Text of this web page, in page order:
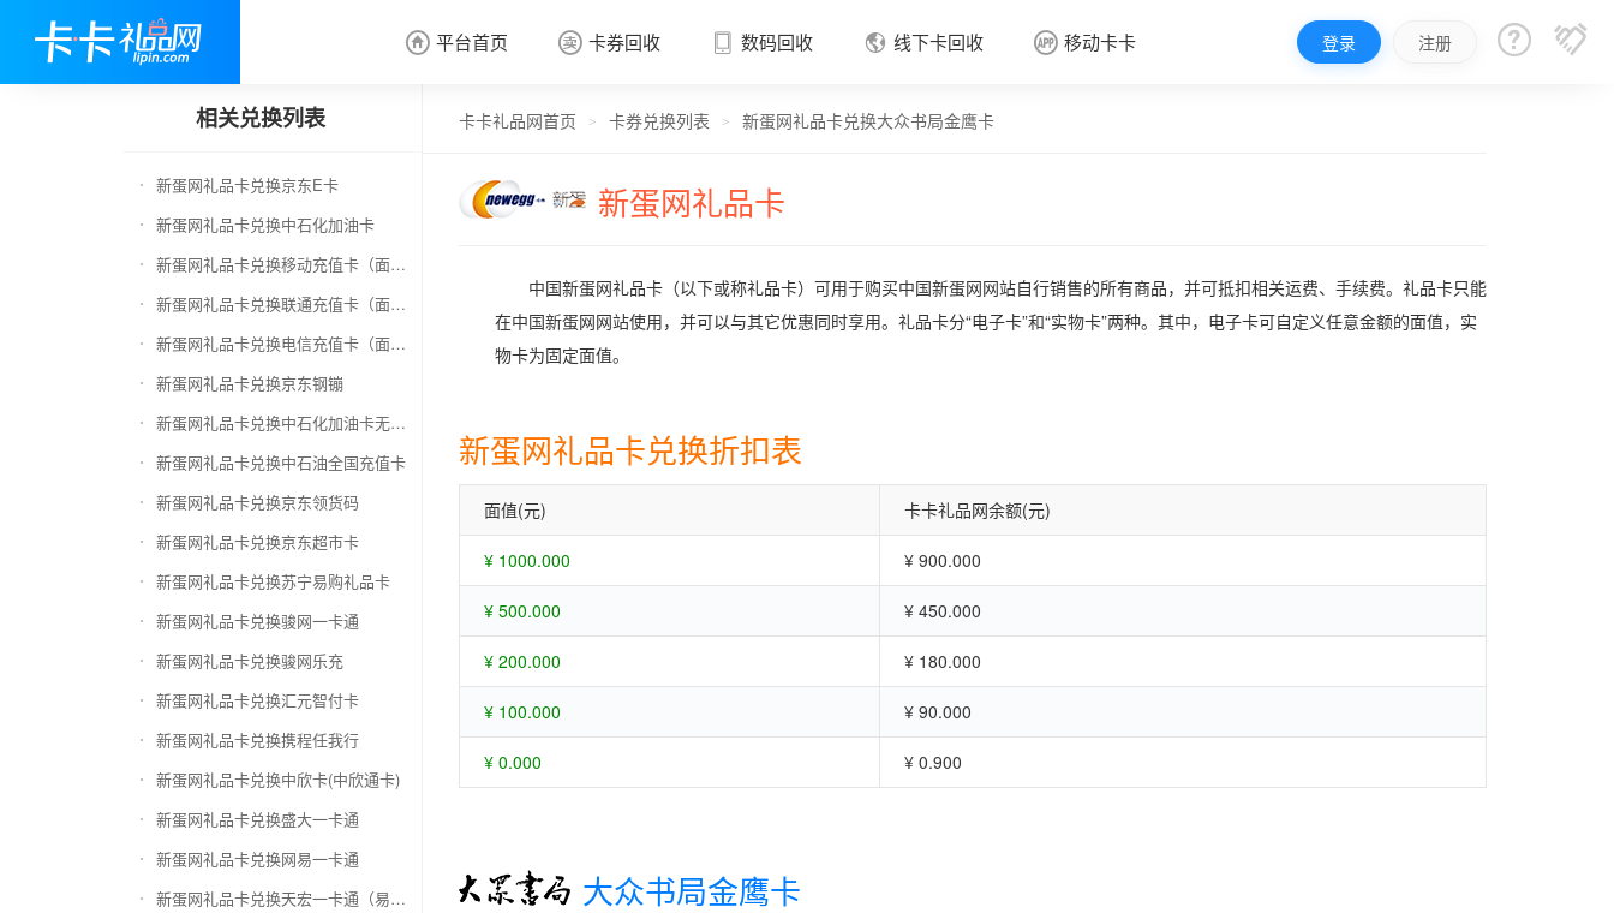
 平台首页  卡券回收
 卡券回收
 数码回收  线下卡回收  移动卡卡 登录 注册  
相关兑换列表
新蛋网礼品卡兑换京东E卡
新蛋网礼品卡兑换中石化加油卡
新蛋网礼品卡兑换移动充值卡（面值千万别选错）
新蛋网礼品卡兑换联通充值卡（面值千万别选错）
新蛋网礼品卡兑换电信充值卡（面值千万别选错）
新蛋网礼品卡兑换京东钢镚
新蛋网礼品卡兑换中石化加油卡无卡号（面值千万别选错）
新蛋网礼品卡兑换中石油全国充值卡
新蛋网礼品卡兑换京东领货码
新蛋网礼品卡兑换京东超市卡
新蛋网礼品卡兑换苏宁易购礼品卡
新蛋网礼品卡兑换骏网一卡通
新蛋网礼品卡兑换骏网乐充
新蛋网礼品卡兑换汇元智付卡
新蛋网礼品卡兑换携程任我行
新蛋网礼品卡兑换中欣卡(中欣通卡)
新蛋网礼品卡兑换盛大一卡通
新蛋网礼品卡兑换网易一卡通
新蛋网礼品卡兑换天宏一卡通（易冲天宏卡）
卡卡礼品网首页 > 卡券兑换列表 > 新蛋网礼品卡兑换大众书局金鹰卡
新蛋网礼品卡
中国新蛋网礼品卡（以下或称礼品卡）可用于购买中国新蛋网网站自行销售的所有商品，并可抵扣相关运费、手续费。礼品卡只能
在中国新蛋网网站使用，并可以与其它优惠同时享用。礼品卡分“电子卡”和“实物卡”两种。其中，电子卡可自定义任意金额的面值，实
物卡为固定面值。
新蛋网礼品卡兑换折扣表
面值(元) 卡卡礼品网余额(元)
¥ 1000.000 ¥ 900.000
¥ 500.000 ¥ 450.000
¥ 200.000 ¥ 180.000
¥ 100.000 ¥ 90.000
¥ 0.000 ¥ 0.900
大众书局金鹰卡